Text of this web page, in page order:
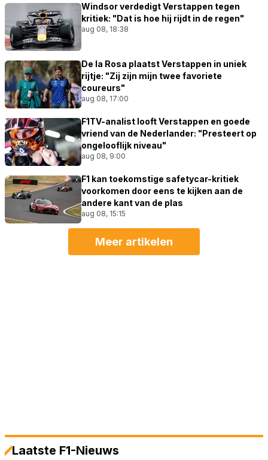
Windsor verdedigt Verstappen tegen
kritiek: "Dat is hoe hij rijdt in de regen"
aug 08, 18:38
De la Rosa plaatst Verstappen in uniek
rijtje: "Zij zijn mijn twee favoriete
coureurs"
aug 08, 17:00
F1TV-analist looft Verstappen en goede
vriend van de Nederlander: "Presteert op
ongelooflijk niveau"
aug 08, 9:00
F1 kan toekomstige safetycar-kritiek
voorkomen door eens te kijken aan de
andere kant van de plas
aug 08, 15:15
Meer artikelen
Laatste F1-Nieuws